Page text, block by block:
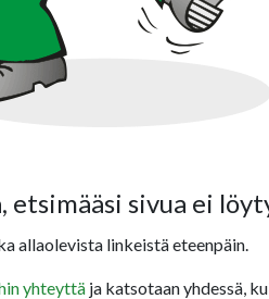
etsimääsi sivua ei
allaolevista linkeistä eteenpäin.
yhteyttä ja katsotaan yhdessä,